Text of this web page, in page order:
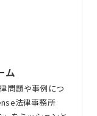
ム
問題や事例につ
法律事務所